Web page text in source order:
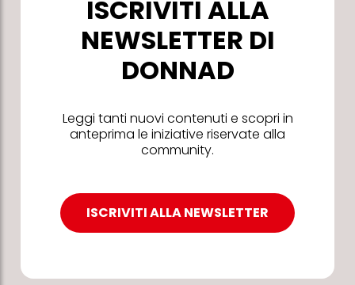
ISCRIVITI ALLA
NEWSLETTER DI
DONNAD
Leggi tanti nuovi contenuti e scopri in
anteprima le iniziative riservate alla
community.
ISCRIVITI ALLA NEWSLETTER